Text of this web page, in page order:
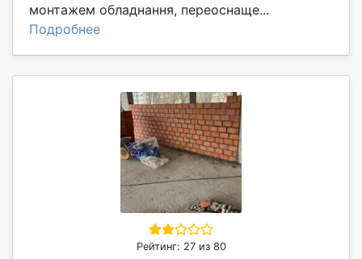
монтажем обладнання, переоснаще...
Подробнее
Рейтинг: 27 из 80